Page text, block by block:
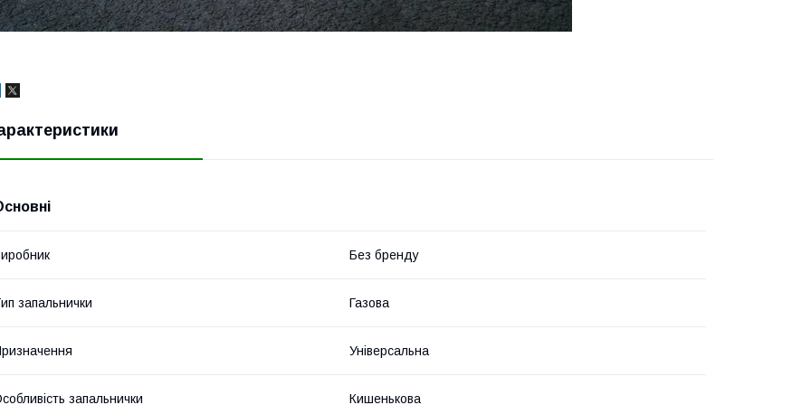
Без бренду
запальнички Газова
Універсальна
запальнички Кишенькова